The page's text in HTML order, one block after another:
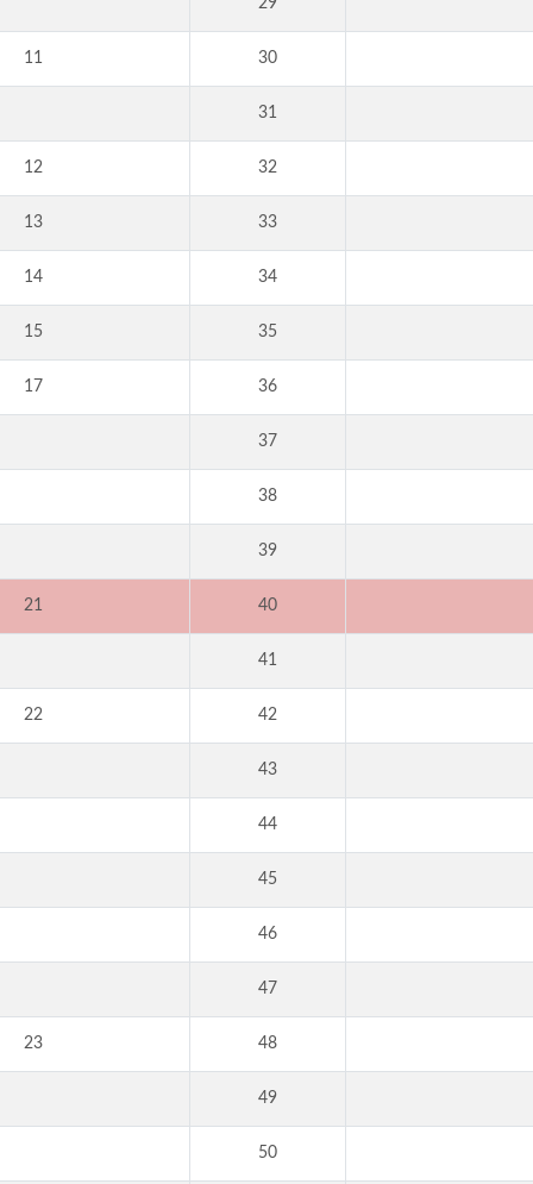
29
11 30
31
12 32
13 33
14 34
15 35
17 36
37
38
39
21 40
41
22 42
43
44
45
46
47
23 48
49
50